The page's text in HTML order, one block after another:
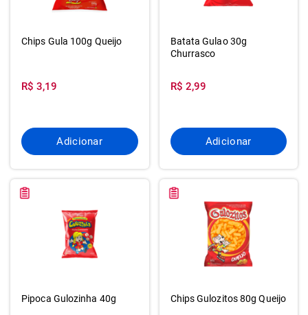
Chips Gula 100g Queijo
R$ 3,19
Adicionar
Batata Gulao 30g
Churrasco
R$ 2,99
Adicionar
Pipoca Gulozinha 40g Chips Gulozitos 80g Queijo